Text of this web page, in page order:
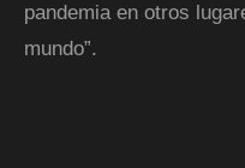
pandemia en otros
mundo”.